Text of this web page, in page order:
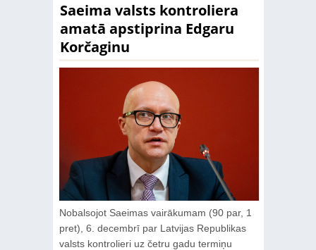
Saeima valsts kontroliera
amatā apstiprina Edgaru
Korčaginu
Nobalsojot Saeimas vairākumam (90 par, 1
pret), 6. decembrī par Latvijas Republikas
valsts kontrolieri uz četru gadu termiņu